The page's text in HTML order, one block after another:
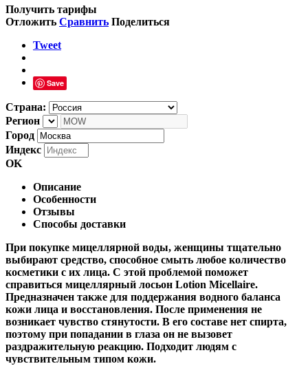
Получить тарифы
Отложить Сравнить Поделиться
Tweet
Save
Страна:
Регион
Город
Индекс
OK
Описание
Особенности
Отзывы
Способы доставки
При покупке мицеллярной воды, женщины тщательно
выбирают средство, способное смыть любое количество
косметики с их лица. С этой проблемой поможет
справиться мицеллярный лосьон Lotion Micellaire.
Предназначен также для поддержания водного баланса
кожи лица и восстановления. После применения не
возникает чувство стянутости. В его составе нет спирта,
поэтому при попадании в глаза он не вызовет
раздражительную реакцию. Подходит людям с
чувствительным типом кожи.